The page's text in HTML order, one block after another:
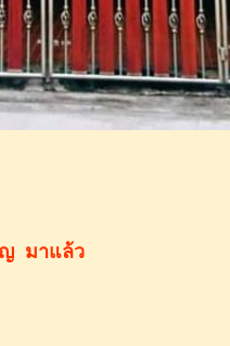
ญ​ มาแล้ว